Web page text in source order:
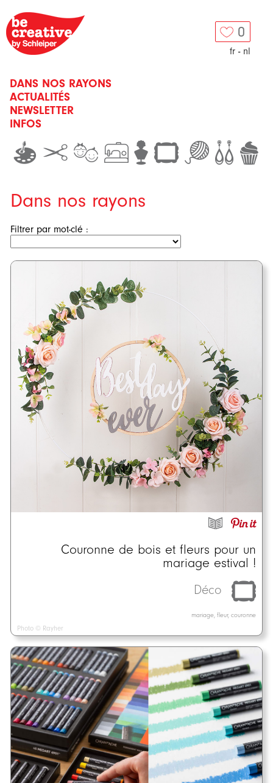
0
fr - nl
DANS NOS RAYONS
ACTUALITÉS
NEWSLETTER
INFOS
Dans nos rayons
Filtrer par mot-clé :
Couronne de bois et fleurs pour un
mariage estival !
Déco
mariage, fleur, couronne
Photo © Rayher